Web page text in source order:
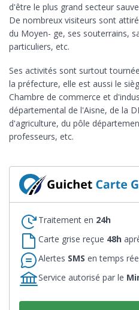
d'être le plus grand secteur
De nombreux visiteurs sont
du Moyen- ge, ses souterrains,
particuliers, etc.
Ses activités sont surtout
la préfecture, elle est aussi le
Chambre de commerce et
départemental de l'Aisne, de la
d'agriculture, du pôle
professeurs, etc.
Traitement en 24h
Carte grise reçue 48h
Alertes SMS en temps
Service autorisé par le